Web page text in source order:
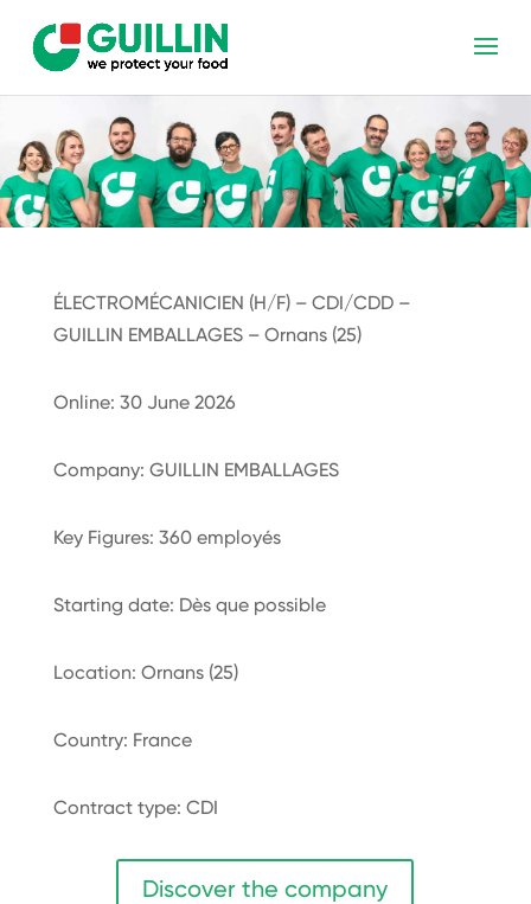
ÉLECTROMÉCANICIEN (H/F) – CDI/CDD –
GUILLIN EMBALLAGES – Ornans (25)
Online: 30 June 2026
Company: GUILLIN EMBALLAGES
Key Figures: 360 employés
Starting date: Dès que possible
Location: Ornans (25)
Country: France
Contract type: CDI
Discover the company